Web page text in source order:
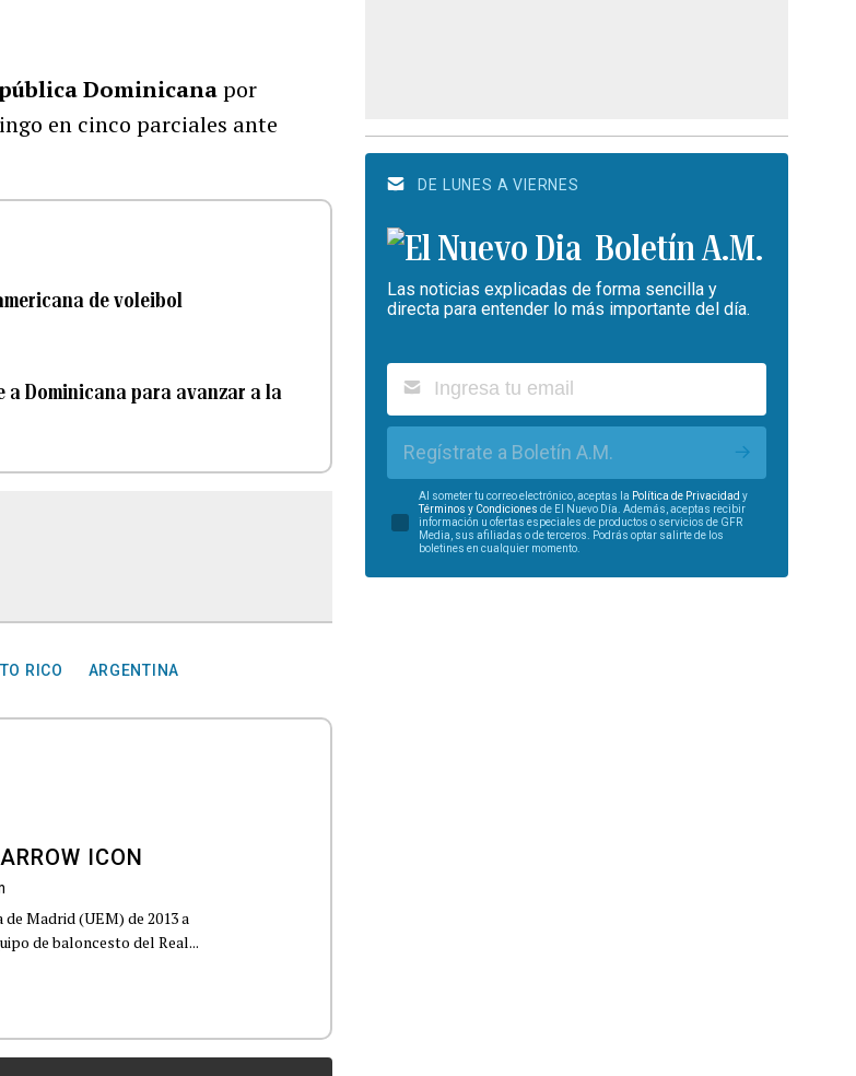
Dominicanapor
en cinco parciales ante
de voleibol
a Dominicana para avanzar a la
RICO
ARGENTINA
Madrid (UEM) de 2013 a
de baloncesto del Real...
DE LUNES A VIERNES
Boletín A.M.
Las noticias explicadas de forma sencilla y
directa para entender lo más importante del día.
Regístrate a Boletín A.M.
Al someter tu correo electrónico, aceptas la Política de Privacidad y
Términos y Condiciones de El Nuevo Día. Además, aceptas recibir
información u ofertas especiales de productos o servicios de GFR
Media, sus afiliadas o de terceros. Podrás optar salirte de los
boletines en cualquier momento.